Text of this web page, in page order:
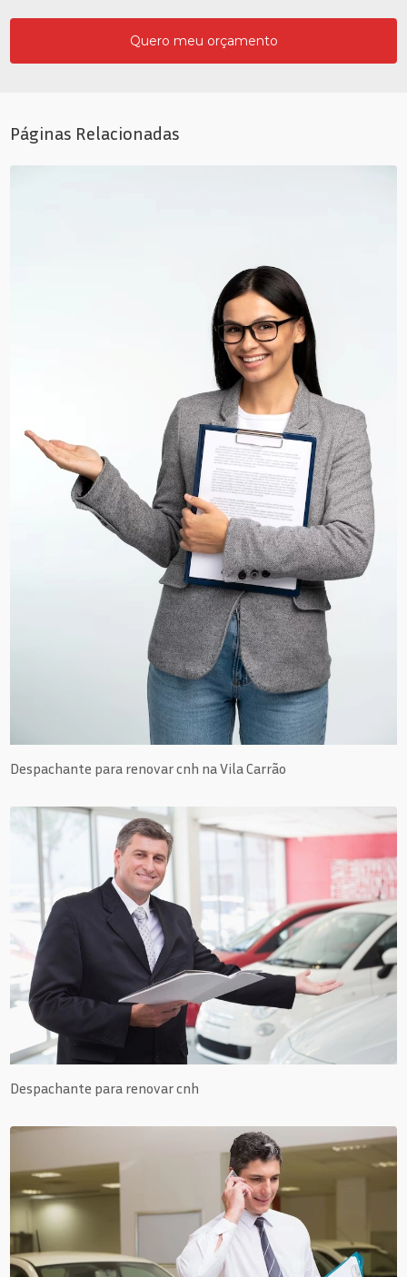
Quero meu orçamento
Páginas Relacionadas
Despachante para renovar cnh na Vila Carrão
Despachante para renovar cnh